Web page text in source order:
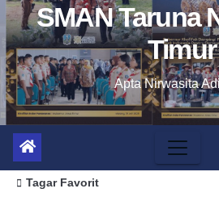
SMAN Taruna
Timur
Apta Nirwasita
Tagar Favorit